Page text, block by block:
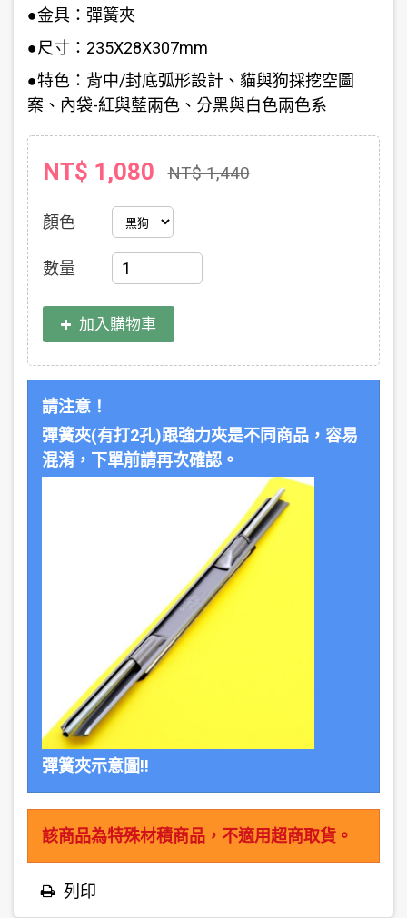
●金具：彈簧夾
●尺寸：235X28X307mm
●特色：背中/封底弧形設計、貓與狗採挖空圖
案、內袋-紅與藍兩色、分黑與白色兩色系
NT$ 1,080 NT$ 1,440
顏色
數量
加入購物車
請注意！
彈簧夾(有打2孔)跟強力夾是不同商品，容易
混淆，下單前請再次確認。
彈簧夾示意圖!!
該商品為特殊材積商品，不適用超商取貨。
列印